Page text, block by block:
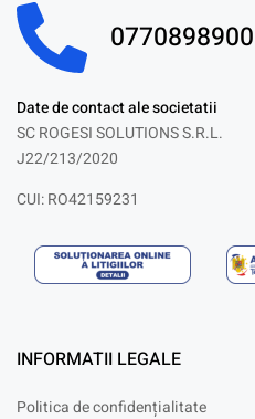
0770898900
Date de contact ale societatii
SC ROGESI SOLUTIONS S.R.L.
J22/213/2020
CUI: RO42159231
INFORMATII LEGALE
Politica de confidențialitate